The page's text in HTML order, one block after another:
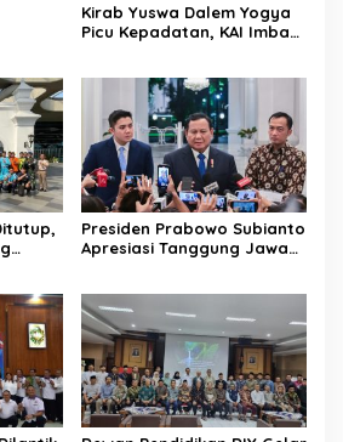
Kirab Yuswa Dalem Yogya
Picu Kepadatan, KAI Imbau
Presiden Prabowo Subianto
Apresiasi Tanggung Jawab